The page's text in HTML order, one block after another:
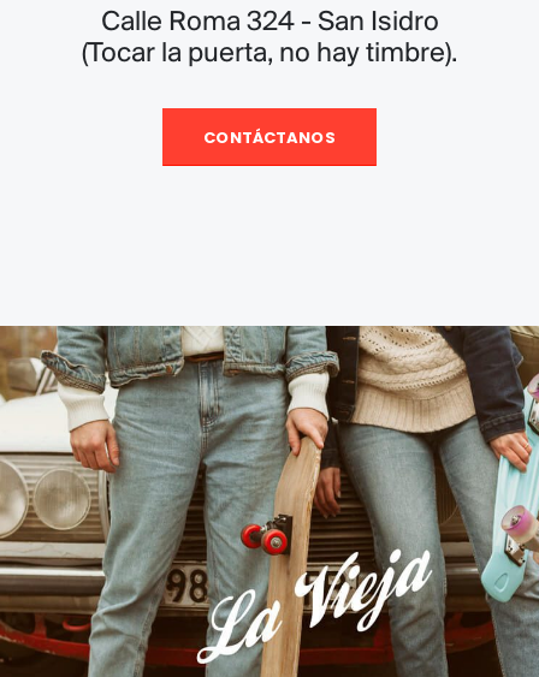
Calle Roma 324 - San Isidro
(Tocar la puerta, no hay timbre).
CONTÁCTANOS